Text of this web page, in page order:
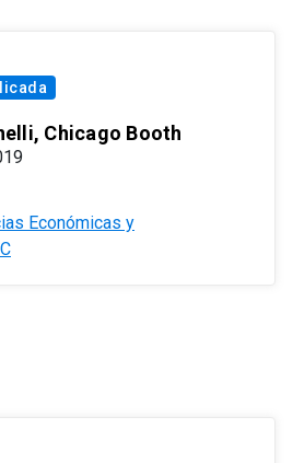
Chicago Booth
Económicas y